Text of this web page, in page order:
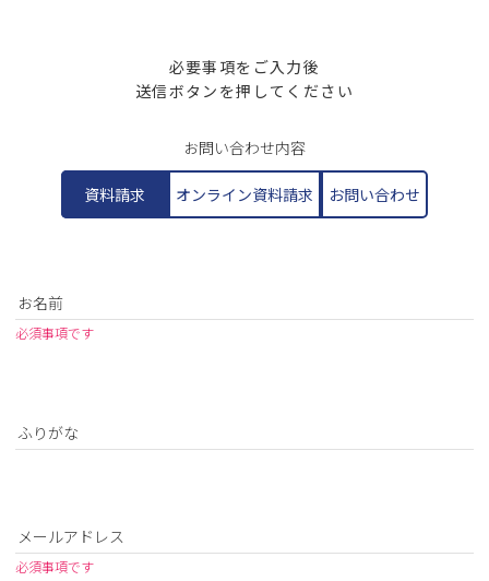
必要事項をご入力後
送信ボタンを押してください
お問い合わせ内容
資料請求 オンライン資料請求 お問い合わせ
お名前
必須事項です
ふりがな
メールアドレス
必須事項です